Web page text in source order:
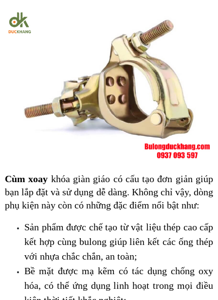
Cùm xoay khóa giàn giáo có cấu tạo đơn giản giúp
bạn lắp đặt và sử dụng dễ dàng. Không chỉ vậy, dòng
phụ kiện này còn có những đặc điểm nổi bật như:
Sản phẩm được chế tạo từ vật liệu thép cao cấp
kết hợp cùng bulong giúp liên kết các ống thép
với nhựa chắc chắn, an toàn;
Bề mặt được mạ kẽm có tác dụng chống oxy
hóa, có thể ứng dụng linh hoạt trong mọi điều